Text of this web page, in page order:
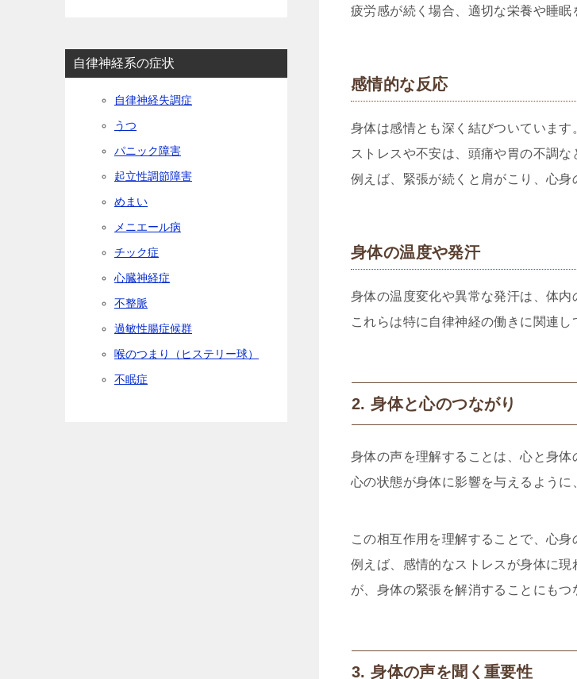
疲労感が続く場合、適切な栄養や睡眠
感情的な反応
身体は感情とも深く結びついています
ストレスや不安は、頭痛や胃の不調
例えば、緊張が続くと肩がこり、心身
身体の温度や発汗
身体の温度変化や異常な発汗は、体内
これらは特に自律神経の働きに関連
2. 身体と心のつながり
身体の声を理解することは、心と身体
心の状態が身体に影響を与えるように
この相互作用を理解することで、心身
例えば、感情的なストレスが身体に
が、身体の緊張を解消することにもつ
3. 身体の声を聞く重要性
自律神経系の症状
自律神経失調症
うつ
パニック障害
起立性調節障害
めまい
メニエール病
チック症
心臓神経症
不整脈
過敏性腸症候群
喉のつまり（ヒステリー球）
不眠症